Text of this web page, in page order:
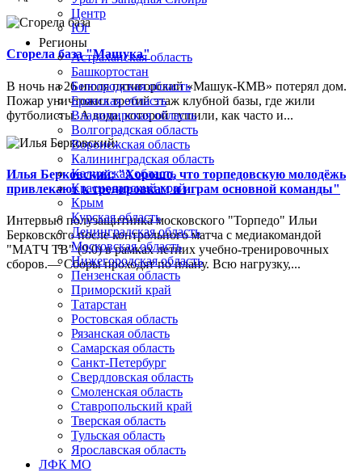
Сгорела база "Машука"
В ночь на 26 июля пятигорский «Машук-КМВ» потерял дом.
Пожар уничтожил третий этаж клубной базы, где жили
футболисты. А вода, которой тушили, как часто и...
Илья Берковский: "Хорошо, что торпедовскую молодёжь
привлекают к тренировкам и играм основной команды"
Интервью полузащитника московского "Торпедо" Ильи
Берковского после контрольного матча с медиакомандой
"МАТЧ ТВ" (9:0) в рамках летних учебно-тренировочных
сборов.— Сборы проходят по плану. Всю нагрузку,...
Центр
Юг
Регионы
Астраханская область
Башкортостан
Белгородская область
Брянская область
Владимирская область
Волгоградская область
Воронежская область
Калининградская область
Калужская область
Краснодарский край
Крым
Курская область
Ленинградская область
Московская область
Нижегородская область
Пензенская область
Приморский край
Татарстан
Ростовская область
Рязанская область
Самарская область
Санкт-Петербург
Свердловская область
Смоленская область
Ставропольский край
Тверская область
Тульская область
Ярославская область
ЛФК МО